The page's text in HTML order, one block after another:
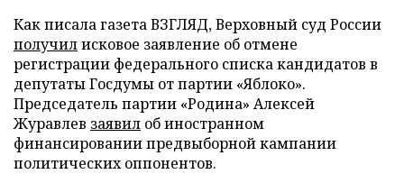
Как писала газета ВЗГЛЯД, Верховный суд России
получилисковое заявление об отмене
регистрации федерального списка кандидатов в
депутаты Госдумы от партии «Яблоко».
Председатель партии «Родина» Алексей
Журавлев заявил об иностранном
финансировании предвыборной кампании
политических оппонентов.